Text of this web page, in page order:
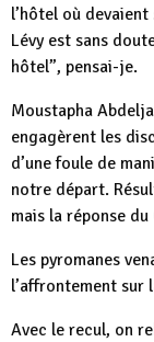
l’hôtel où
Lévy est sans
hôtel”, pensai-je.
Moustapha
engagèrent les
d’une foule de
notre départ.
mais la réponse
Les pyromanes
l’affrontement sur
Avec le recul, on